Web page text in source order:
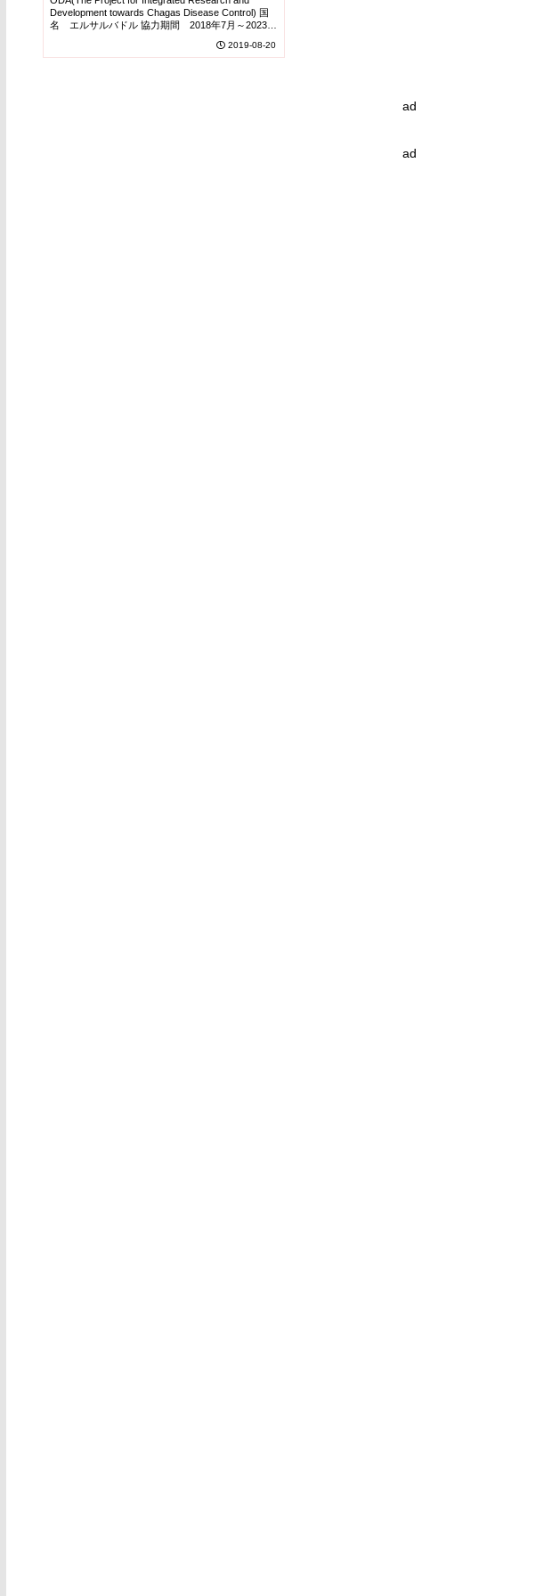
Development towards Chagas Disease Control) 国
名 エルサルバドル 協力期間 2018年7月～2023年
2019-08-20
ad
ad